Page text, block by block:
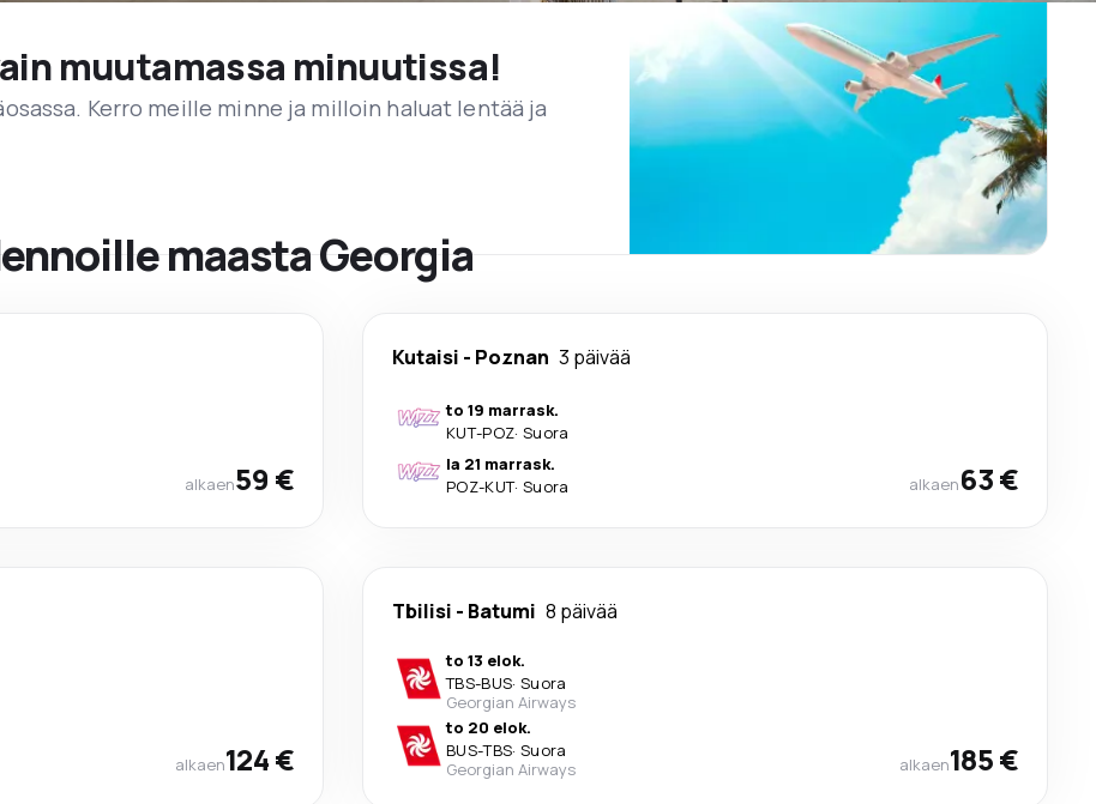
muutamassa minuutissa!
Kerro meille minne ja milloin haluat lentää ja
maasta Georgia
alkaen59 €
Kutaisi - Poznan 3 päivää
to 19 marrask.
KUT-POZ· Suora
la 21 marrask.
POZ-KUT· Suora alkaen63 €
alkaen124 €
Tbilisi - Batumi 8 päivää
to 13 elok.
TBS-BUS· Suora
Georgian Airways
to 20 elok.
BUS-TBS· Suora
Georgian Airways
alkaen185 €